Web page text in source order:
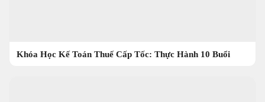
Khóa Học Kế Toán Thuế Cấp Tốc: Thực Hành 10 Buổi